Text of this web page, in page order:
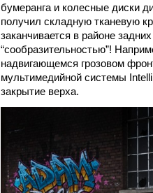
бумеранга и колесные диски
получил складную тканевую
заканчивается в районе
“сообразительностью”!
надвигающемся грозовом
мультимедийной системы
закрытие верха.